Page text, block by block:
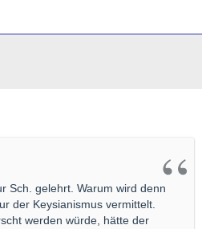
Sch. gelehrt. Warum wird denn
der Keysianismus vermittelt.
werden würde, hätte der